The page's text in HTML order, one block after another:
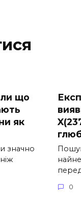
що
як
значно
0